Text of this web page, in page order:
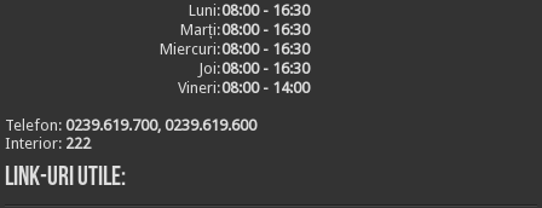
Luni:08:00 - 16:30
Marți:08:00 - 16:30
Miercuri:08:00 - 16:30
Joi:08:00 - 16:30
Vineri:08:00 - 14:00
Telefon:0239.619.700, 0239.619.600
Interior: 222
Link-uri utile: